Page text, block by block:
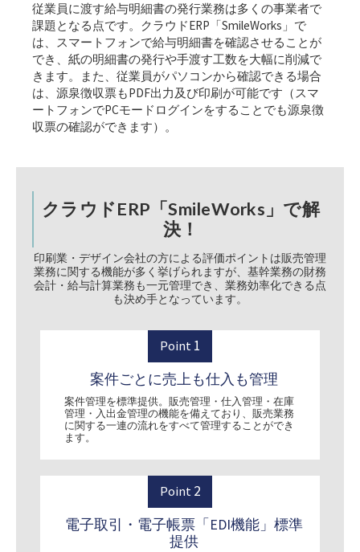
従業員に渡す給与明細書の発行業務は多くの事業者で
課題となる点です。クラウドERP「SmileWorks」で
は、スマートフォンで給与明細書を確認させることが
でき、紙の明細書の発行や手渡す工数を大幅に削減で
きます。また、従業員がパソコンから確認できる場合
は、源泉徴収票もPDF出力及び印刷が可能です（スマ
ートフォンでPCモードログインをすることでも源泉徴
収票の確認ができます）。
クラウドERP「SmileWorks」で解
決！
印刷業・デザイン会社の方による評価ポイントは販売管理
業務に関する機能が多く挙げられますが、基幹業務の財務
会計・給与計算業務も一元管理でき、業務効率化できる点
も決め手となっています。
Point 1
案件ごとに売上も仕入も管理
案件管理を標準提供。販売管理・仕入管理・在庫
管理・入出金管理の機能を備えており、販売業務
に関する一連の流れをすべて管理することができ
ます。
Point 2
電子取引・電子帳票「EDI機能」標準
提供